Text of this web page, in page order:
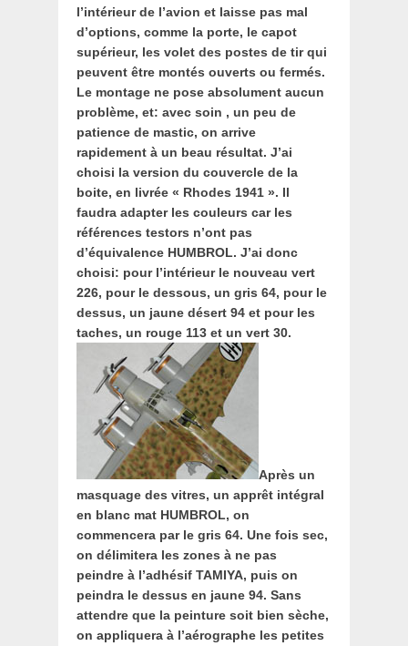
l’intérieur de l’avion et laisse pas mal
d’options, comme la porte, le capot
supérieur, les volet des postes de tir qui
peuvent être montés ouverts ou fermés.
Le montage ne pose absolument aucun
problème, et: avec soin , un peu de
patience de mastic, on arrive
rapidement à un beau résultat. J’ai
choisi la version du couvercle de la
boite, en livrée « Rhodes 1941 ». Il
faudra adapter les couleurs car les
références testors n’ont pas
d’équivalence HUMBROL. J’ai donc
choisi: pour l’intérieur le nouveau vert
226, pour le dessous, un gris 64, pour le
dessus, un jaune désert 94 et pour les
taches, un rouge 113 et un vert 30.
Après un
masquage des vitres, un apprêt intégral
en blanc mat HUMBROL, on
commencera par le gris 64. Une fois sec,
on délimitera les zones à ne pas
peindre à l’adhésif TAMIYA, puis on
peindra le dessus en jaune 94. Sans
attendre que la peinture soit bien sèche,
on appliquera à l’aérographe les petites